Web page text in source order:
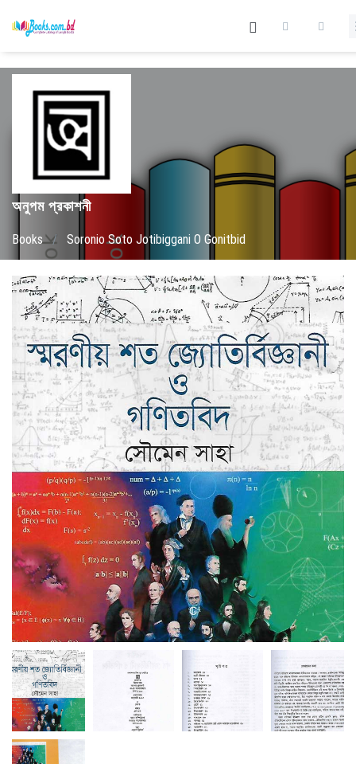
অনুপম প্রকাশনী
Books / Soronio Soto Jotibiggani O Gonitbid